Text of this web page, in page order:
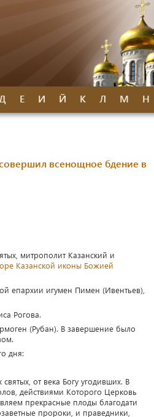
Д Е И Й К Л М Н
всенощное бдение в
митрополит Казанский и
Казанской иконы Божией
епархии игумен Пимен (Ивентьев),
Рогова.
(Рубан). В завершение было
дня:
от века Богу угодивших. В
действиями Которого Церковь
прекрасные плоды благодати
пророки, и праведники,